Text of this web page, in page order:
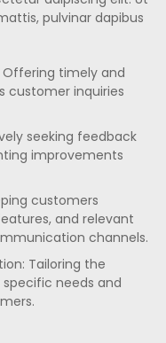
pulvinar dapibus
Offering timely and
customer inquiries
seeking feedback
improvements
customers
and relevant
channels.
Tailoring the
needs and